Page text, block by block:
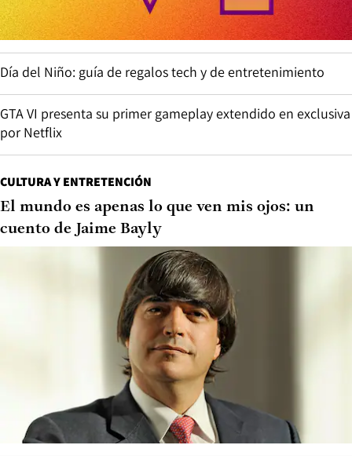
Día del Niño: guía de regalos tech y de entretenimiento
GTA VI presenta su primer gameplay extendido en exclusiva
por Netflix
CULTURA Y ENTRETENCIÓN
El mundo es apenas lo que ven mis ojos: un
cuento de Jaime Bayly